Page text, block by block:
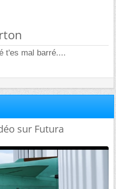
t'es mal barré....
sur Futura